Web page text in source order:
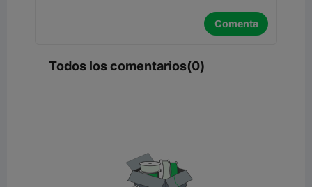
Comenta
Todos los comentarios(0)